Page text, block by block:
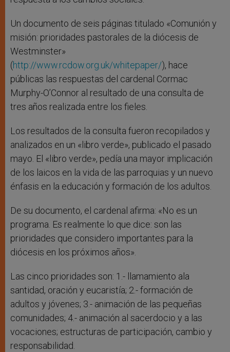
Un documento de seis páginas titulado «Comunión y
misión: prioridades pastorales de la diócesis de
Westminster»
(http://www.rcdow.org.uk/whitepaper/), hace
públicas las respuestas del cardenal Cormac
Murphy-O’Connor al resultado de una consulta de
tres años realizada entre los fieles.
Los resultados de la consulta fueron recopilados y
analizados en un «libro verde», publicado el pasado
mayo. El «libro verde», pedía una mayor implicación
de los laicos en la vida de las parroquias y un nuevo
énfasis en la educación y formación de los adultos.
De su documento, el cardenal afirma: «No es un
programa. Es realmente lo que dice: son las
prioridades que considero importantes para la
diócesis en los próximos años».
Las cinco prioridades son: 1.- llamamiento ala
santidad, oración y eucaristía; 2.- formación de
adultos y jóvenes; 3.- animación de las pequeñas
comunidades; 4.- animación al sacerdocio y a las
vocaciones; estructuras de participación, cambio y
responsabilidad.